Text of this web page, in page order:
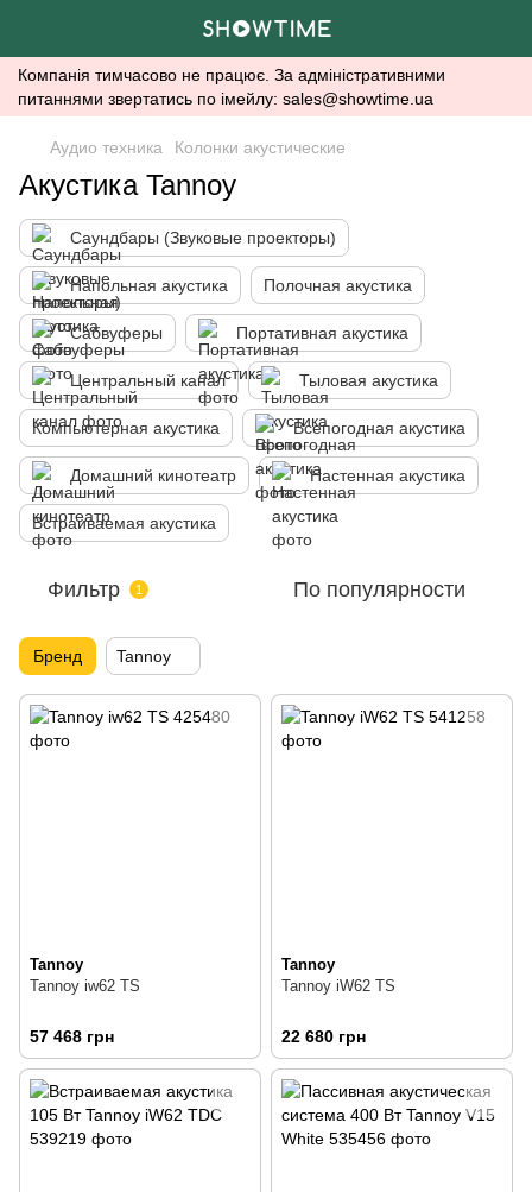
Компанія тимчасово не працює. За адміністративними
питаннями звертатись по імейлу: sales@showtime.ua
Аудио техника Колонки акустические
Акустика Tannoy
Саундбары (Звуковые проекторы)
Напольная акустика Полочная акустика
Сабвуферы Портативная акустика
Центральный канал Тыловая акустика
Компьютерная акустика Всепогодная акустика
Домашний кинотеатр Настенная акустика
Встраиваемая акустика
Фильтр 1 По популярности
Бренд Tannoy
Tannoy
Tannoy iw62 TS
57 468 грн
Tannoy
Tannoy iW62 TS
22 680 грн